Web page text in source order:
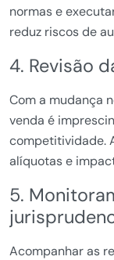
normas e
reduz riscos de
4. Revisão
Com a mudança
venda é
competitividade.
alíquotas e
5.
Acompanhar as